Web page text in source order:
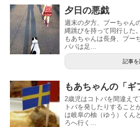
夕日の悪戯
週末の夕方、プーちゃん
縄跳びを持って同行した
もあちゃんは長身、プー
パパは足...
記事を
もあちゃんの「ギ
2歳児はコトバを間違え
トバを発したりすること
は岐阜の柚（ゆう）くん
ろへ行く...